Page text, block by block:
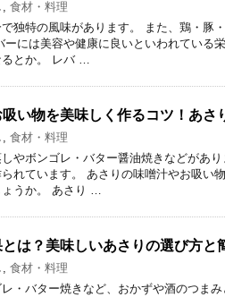
, 食材・料理
独特の風味があります。 また、鶏・豚
ーには美容や健康に良いといわれている
るとか。 レバ …
い物を美味しく作るコツ！あさ
, 食材・料理
やボンゴレ・バター醤油焼きなどがあ
れています。 あさりの味噌汁やお吸い
ょうか。 あさり …
は？美味しいあさりの選び方と
, 食材・料理
・バター焼きなど、おかずや酒のつま